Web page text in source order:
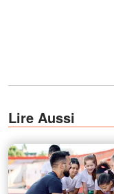
Lire Aussi